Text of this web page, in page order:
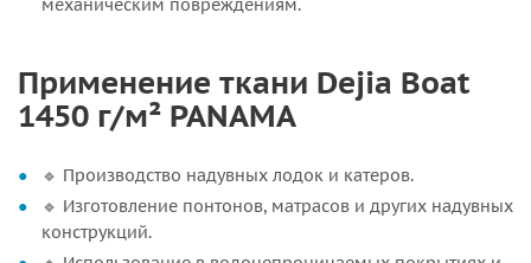
механическим повреждениям.
Применение ткани Dejia Boat
1450 г/м² PANAMA
🔹 Производство надувных лодок и катеров.
🔹 Изготовление понтонов, матрасов и других надувных
конструкций.